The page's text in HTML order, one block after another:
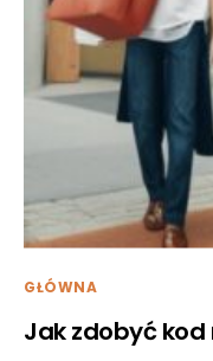
GŁÓWNA
Jak zdobyć